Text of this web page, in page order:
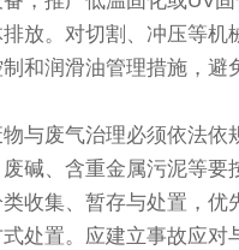
放。对切割、冲压等机
和润滑油管理措施，避
与废气治理必须依法依
碱、含重金属污泥等要
收集、暂存与处置，优
处置。应建立事故应对